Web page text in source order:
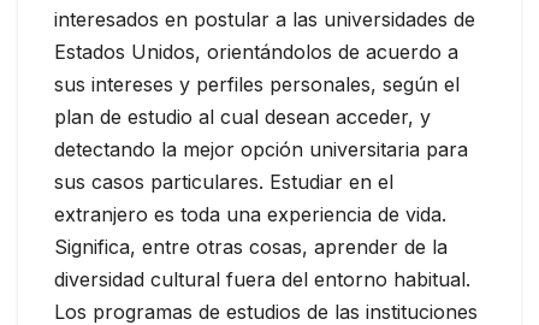
interesados en postular a las universidades de
Estados Unidos, orientándolos de acuerdo a
sus intereses y perfiles personales, según el
plan de estudio al cual desean acceder, y
detectando la mejor opción universitaria para
sus casos particulares. Estudiar en el
extranjero es toda una experiencia de vida.
Significa, entre otras cosas, aprender de la
diversidad cultural fuera del entorno habitual.
Los programas de estudios de las instituciones